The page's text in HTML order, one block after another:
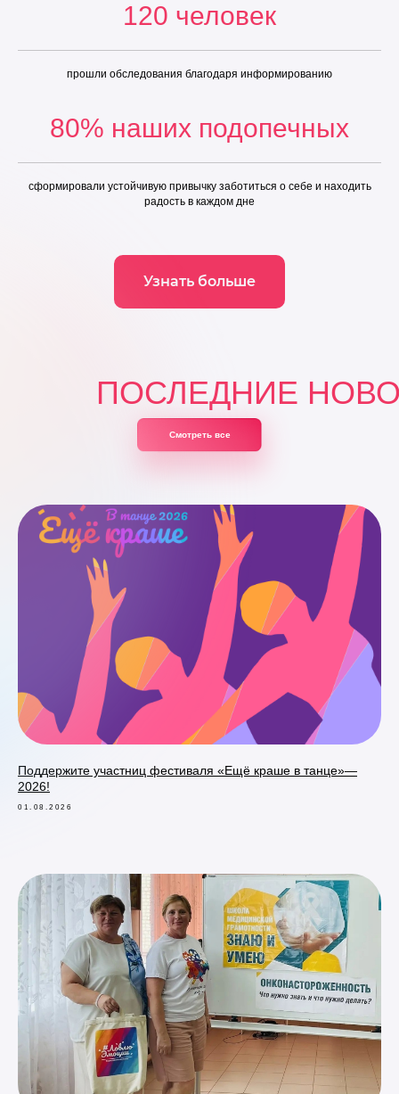
120 человек
прошли обследования благодаря информированию
80% наших подопечных
сформировали устойчивую привычку заботиться о себе и находить
радость в каждом дне
Узнать больше
ПОСЛЕДНИЕ
Смотреть все
Поддержите участниц фестиваля «Ещё краше в танце»—
2026!
01.08.2026